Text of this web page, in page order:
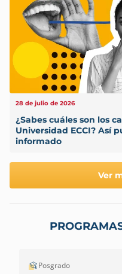
28 de julio de 2026
¿Sabes cuáles son los
Universidad ECCI? Así
informado
Ver
Posgrado